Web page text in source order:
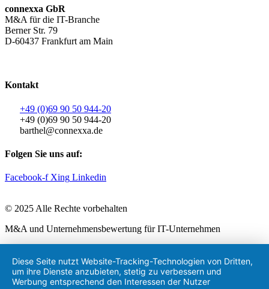
connexxa GbR
M&A für die IT-Branche
Berner Str. 79
D-60437 Frankfurt am Main
Kontakt
+49 (0)69 90 50 944-20
+49 (0)69 90 50 944-20
barthel@connexxa.de
Folgen Sie uns auf:
Facebook-f Xing Linkedin
© 2025 Alle Rechte vorbehalten
M&A und Unternehmensbewertung für IT-Unternehmen
Diese Seite nutzt Website-Tracking-Technologien von Dritten,
um ihre Dienste anzubieten, stetig zu verbessern und
Werbung entsprechend den Interessen der Nutzer